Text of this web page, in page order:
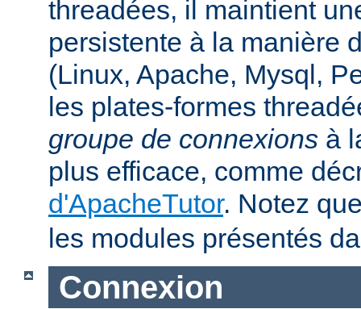
threadées, il maintient
persistente à la manière
(Linux, Apache, Mysql,
les plates-formes
groupe de connexions à
plus efficace, comme
d'ApacheTutor. Notez
les modules présentés
Connexion